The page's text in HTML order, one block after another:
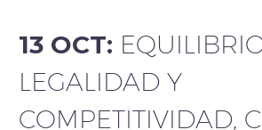
13 OCT:
LEGALIDAD Y
COMPETITIVIDAD,